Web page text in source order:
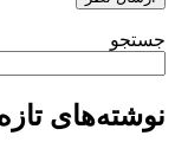
تازه